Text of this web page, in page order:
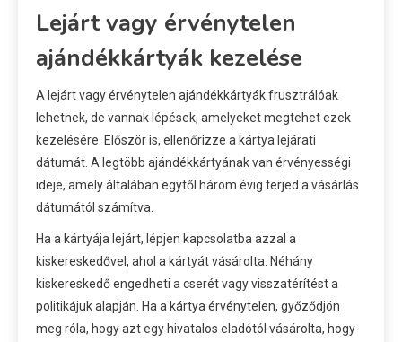
Lejárt vagy érvénytelen
ajándékkártyák kezelése
A lejárt vagy érvénytelen ajándékkártyák frusztrálóak
lehetnek, de vannak lépések, amelyeket megtehet ezek
kezelésére. Először is, ellenőrizze a kártya lejárati
dátumát. A legtöbb ajándékkártyának van érvényességi
ideje, amely általában egytől három évig terjed a vásárlás
dátumától számítva.
Ha a kártyája lejárt, lépjen kapcsolatba azzal a
kiskereskedővel, ahol a kártyát vásárolta. Néhány
kiskereskedő engedheti a cserét vagy visszatérítést a
politikájuk alapján. Ha a kártya érvénytelen, győződjön
meg róla, hogy azt egy hivatalos eladótól vásárolta, hogy